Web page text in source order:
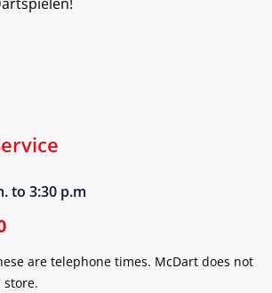
to 3:30 p.m
are telephone times. McDart does not
store.